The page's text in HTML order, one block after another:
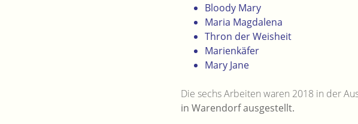
Bloody Mary
Maria Magdalena
Thron der Weisheit
Marienkäfer
Mary Jane
Die sechs Arbeiten waren 2018 in der
in Warendorf ausgestellt.